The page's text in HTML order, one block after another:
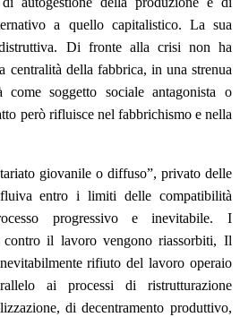
a quello capitalistico. La sua
Di fronte alla crisi non ha
centralità della fabbrica, in una strenua
come soggetto sociale antagonista o
però rifluisce nel fabbrichismo e nella
giovanile o diffuso”, privato delle
entro i limiti delle compatibilità
progressivo e inevitabile. I
contro il lavoro vengono riassorbiti, Il
rifiuto del lavoro operaio
ai processi di ristrutturazione
di decentramento produttivo,